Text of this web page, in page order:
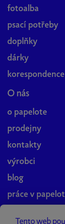
Tento web
fotoalba
psací potřeby
doplňky
dárky
korespondence
O nás
o papelote
prodejny
kontakty
výrobci
blog
práce v